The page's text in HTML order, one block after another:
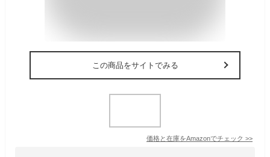
この商品をサイトでみる
価格と在庫をAmazonでチェック >>